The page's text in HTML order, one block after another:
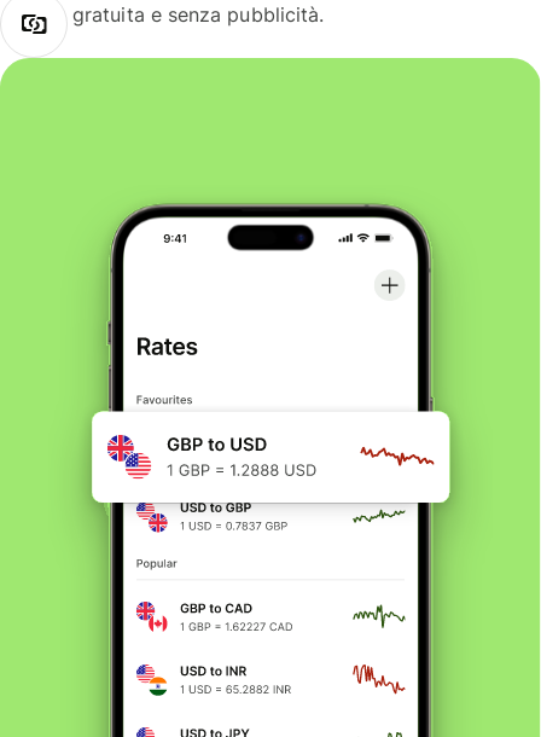
gratuita e senza pubblicità.